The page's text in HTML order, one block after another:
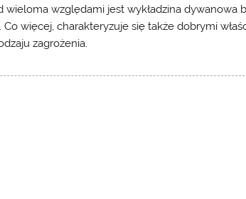
wieloma względami jest wykładzina
Co więcej, charakteryzuje się także dobrymi
zagrożenia.